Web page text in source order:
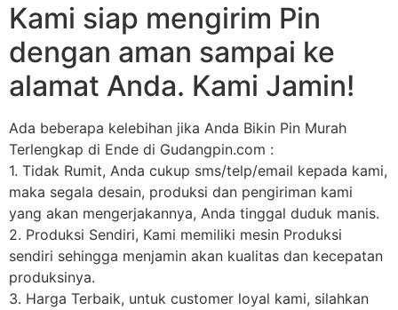
Kami siap mengirim Pin
dengan aman sampai ke
alamat Anda. Kami Jamin!
Ada beberapa kelebihan jika Anda Bikin Pin Murah
Terlengkap di Ende di Gudangpin.com :
1. Tidak Rumit, Anda cukup sms/telp/email kepada kami,
maka segala desain, produksi dan pengiriman kami
yang akan mengerjakannya, Anda tinggal duduk manis.
2. Produksi Sendiri, Kami memiliki mesin Produksi
sendiri sehingga menjamin akan kualitas dan kecepatan
produksinya.
3. Harga Terbaik, untuk customer loyal kami, silahkan